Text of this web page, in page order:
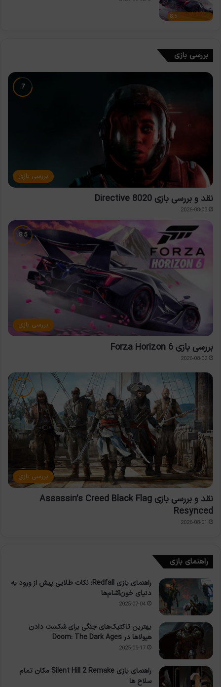
8.5
بررسی بازی
بررسی بازی
نقد و بررسی بازی Directive 8020
2026-08-03
بررسی بازی
بررسی بازی Forza Horizon 6
2026-08-02
بررسی بازی
نقد و بررسی بازی Assassin’s Creed Black Flag
Resynced
2026-08-01
راهنمای بازی
راهنمای بازی Redfall: نکات طلایی پیش از ورود به
دنیای خون‌آشام‌ها
2025-07-04
بهترین تاکتیک‌های جنگی برای شکست دادن
هیولاها در Doom: The Dark Ages
2025-05-17
راهنمای بازی Silent Hill 2 Remake مکان تمام
سلاح ها